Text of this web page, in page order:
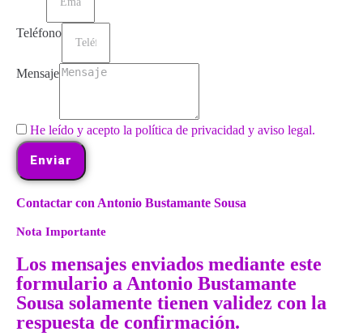
Teléfono
Mensaje
He leído y acepto la política de privacidad y aviso legal.
Enviar
Contactar con Antonio Bustamante Sousa
Nota Importante
Los mensajes enviados mediante este
formulario a Antonio Bustamante
Sousa solamente tienen validez con la
respuesta de confirmación.